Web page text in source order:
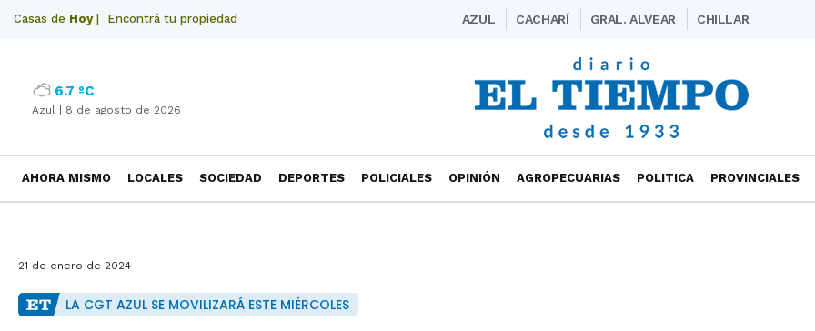
Casas de Hoy| Encontrá tu propiedad AZUL CACHARÍ GRAL. ALVEAR CHILLAR
6.7 ºC
Azul | 8 de agosto de 2026
AHORA MISMO LOCALES SOCIEDAD DEPORTES POLICIALES OPINIÓN AGROPECUARIAS POLITICA PROVINCIALES
21 de enero de 2024
LA CGT AZUL SE MOVILIZARÁ ESTE MIÉRCOLES